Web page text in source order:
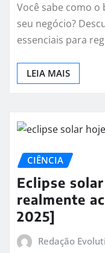
Você sabe como
seu negócio?
essenciais para
LEIA MAIS
CIÊNCIA
Eclipse
realmente
2025]
Redação